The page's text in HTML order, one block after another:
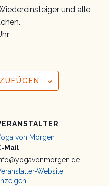
und alle,
von Morgen
Mail
Website